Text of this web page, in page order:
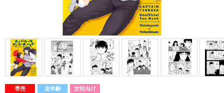
専売 全年齢 女性向け